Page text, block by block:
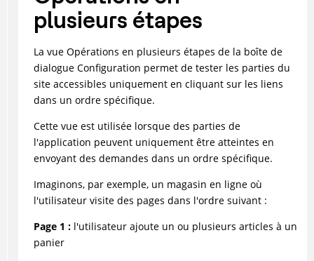
plusieurs étapes
La vue Opérations en plusieurs étapes de la boîte de
dialogue Configuration permet de tester les parties du
site accessibles uniquement en cliquant sur les liens
dans un ordre spécifique.
Cette vue est utilisée lorsque des parties de
l'application peuvent uniquement être atteintes en
envoyant des demandes dans un ordre spécifique.
Imaginons, par exemple, un magasin en ligne où
l'utilisateur visite des pages dans l'ordre suivant :
Page 1 :l'utilisateur ajoute un ou plusieurs articles à un
panier